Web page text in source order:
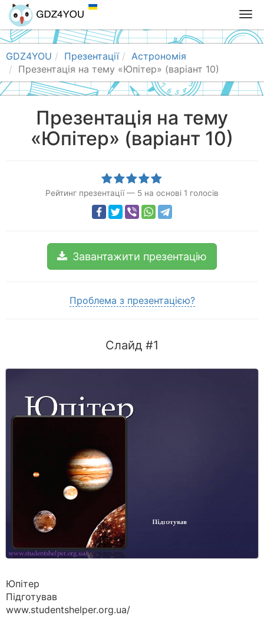
T
o
g
e
n
GDZ4YOU Презентації
Астрономія
Презентація на тему «Юпітер» (варіант 10)
Презентація на тему
«Юпітер» (варіант 10)
Рейтинг презентації — 5 на основі 1 голосів
Завантажити презентацію
Проблема з презентацією?
Слайд #1
Юпітер
Підготував
www.studentshelper.org.ua/